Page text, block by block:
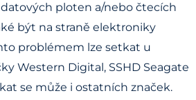
ploten a/nebo čtecích
být na straně elektroniky
problémem lze setkat u
Western Digital, SSHD Seagate
se může i ostatních značek.